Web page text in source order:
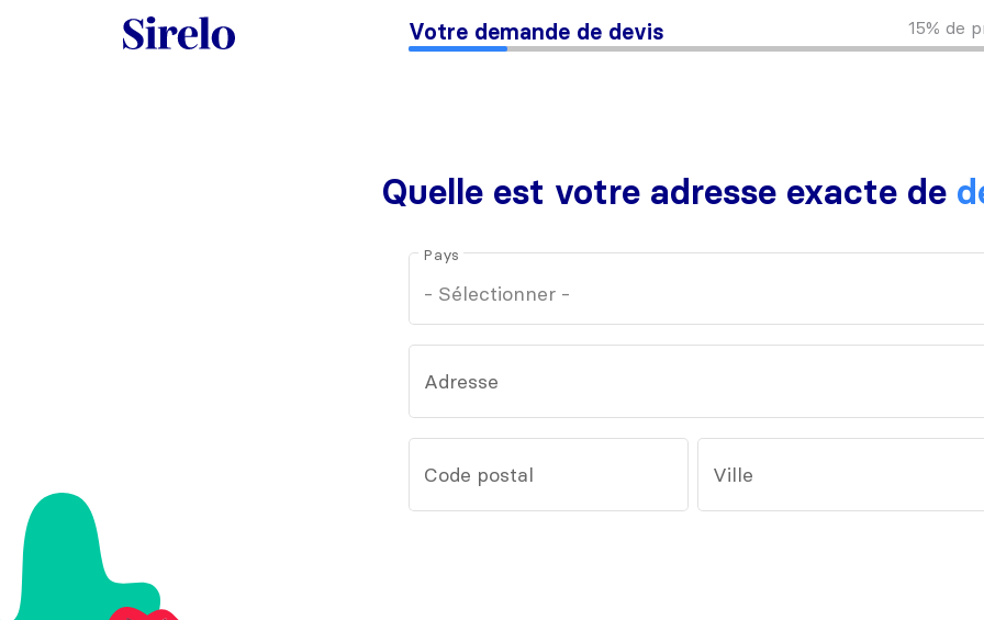
Votre demande de devis 15% de
Quelle est votre adresse exacte de
Pays
Adresse
Code postal Ville